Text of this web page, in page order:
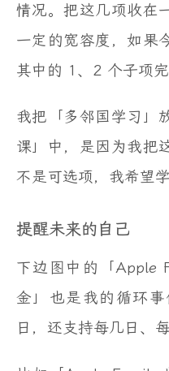
情况。把这几项收在
一定的宽容度，如果
其中的 1、2 个子项完
我把「多邻国学习」
课」中，是因为我把
不是可选项，我希望
提醒未来的自己
下边图中的「Apple
金」也是我的循环
日，还支持每几日、